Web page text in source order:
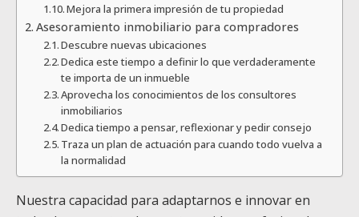
Mejora la primera impresión de tu propiedad
Asesoramiento inmobiliario para compradores
Descubre nuevas ubicaciones
Dedica este tiempo a definir lo que verdaderamente
te importa de un inmueble
Aprovecha los conocimientos de los consultores
inmobiliarios
Dedica tiempo a pensar, reflexionar y pedir consejo
Traza un plan de actuación para cuando todo vuelva a
la normalidad
Nuestra capacidad para adaptarnos e innovar en